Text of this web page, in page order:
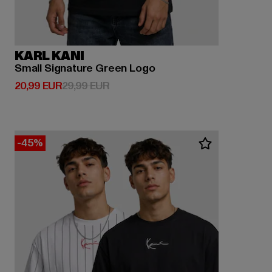
KARL KANI
Small Signature Green Logo
20,99 EUR
Derzeitiger Preis: 20,99 EUR
29,99 EURAktionspreis: 29,99 EUR
-45%